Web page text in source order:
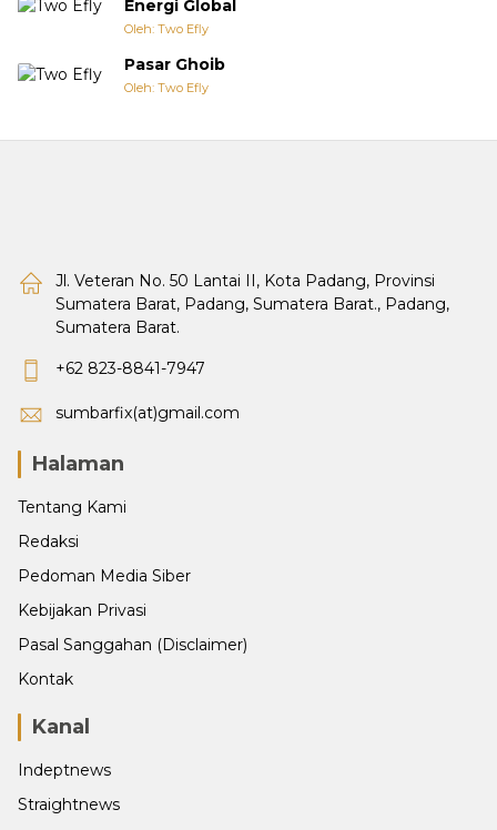
Energi Global
Oleh: Two Efly
Pasar Ghoib
Oleh: Two Efly
Jl. Veteran No. 50 Lantai II, Kota Padang, Provinsi
Sumatera Barat, Padang, Sumatera Barat., Padang,
Sumatera Barat.
+62 823-8841-7947
sumbarfix(at)gmail.com
Halaman
Tentang Kami
Redaksi
Pedoman Media Siber
Kebijakan Privasi
Pasal Sanggahan (Disclaimer)
Kontak
Kanal
Indeptnews
Straightnews